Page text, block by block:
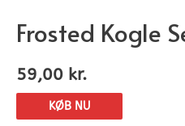
Frosted Kogle
59,00 kr.
KØB NU